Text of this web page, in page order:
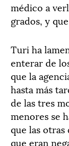
médico a
grados, y
Turi ha
enterar de
que la
hasta más
de las tres
menores se
que las
que eran